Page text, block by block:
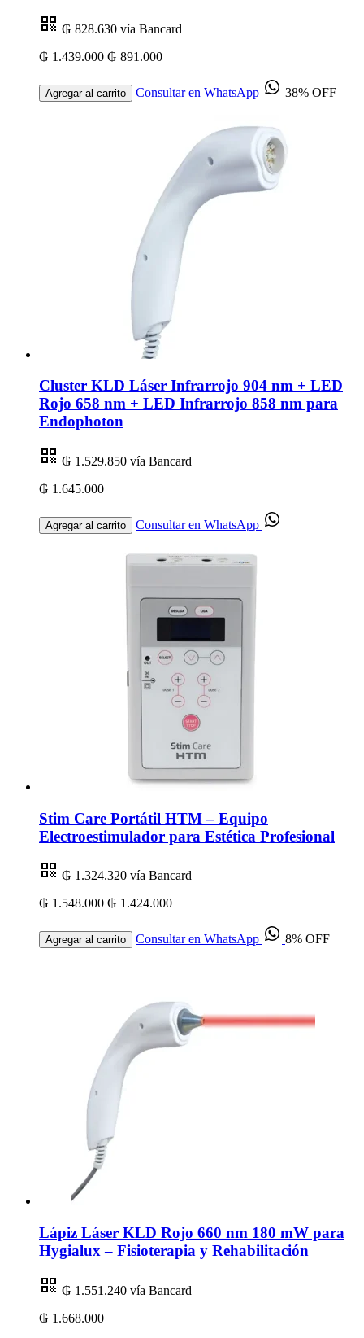
₲ 828.630 vía Bancard
₲ 1.439.000 ₲ 891.000
Agregar al carrito Consultar en WhatsApp 38% OFF
Cluster KLD Láser Infrarrojo 904 nm + LED
Rojo 658 nm + LED Infrarrojo 858 nm para
Endophoton
₲ 1.529.850 vía Bancard
₲ 1.645.000
Agregar al carrito Consultar en WhatsApp
Stim Care Portátil HTM – Equipo
Electroestimulador para Estética Profesional
₲ 1.324.320 vía Bancard
₲ 1.548.000 ₲ 1.424.000
Agregar al carrito Consultar en WhatsApp 8% OFF
Lápiz Láser KLD Rojo 660 nm 180 mW para
Hygialux – Fisioterapia y Rehabilitación
₲ 1.551.240 vía Bancard
₲ 1.668.000